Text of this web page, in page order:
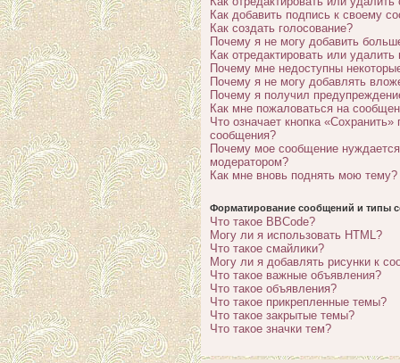
Как добавить подпись к своему
Как создать голосование?
Почему я не могу добавить
Как отредактировать или удалить
Почему мне недоступны
Почему я не могу добавлять
Почему я получил
Как мне пожаловаться на
Что означает кнопка «Сохранить»
сообщения?
Почему мое сообщение
модератором?
Как мне вновь поднять мою тему?
Форматирование сообщений и типы
Что такое BBCode?
Могу ли я использовать HTML?
Что такое смайлики?
Могу ли я добавлять рисунки к
Что такое важные объявления?
Что такое объявления?
Что такое прикрепленные темы?
Что такое закрытые темы?
Что такое значки тем?